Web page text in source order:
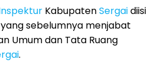
KabupatenSergaidiisi
yang sebelumnya menjabat
Umum dan Tata Ruang
.